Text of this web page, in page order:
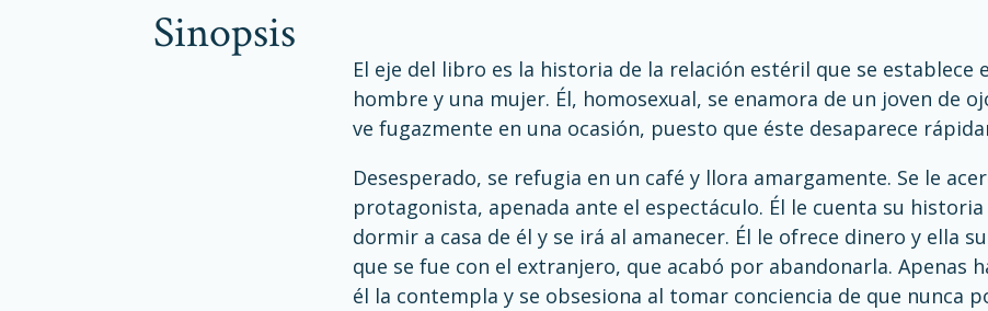
sinopsis
El eje del libro es la historia de la relación estéril que se
hombre y una mujer. Él, homosexual, se enamora de un joven de
ve fugazmente en una ocasión, puesto que éste desaparece
Desesperado, se refugia en un café y llora amargamente. Se le
protagonista, apenada ante el espectáculo. Él le cuenta su
dormir a casa de él y se irá al amanecer. Él le ofrece dinero y ella
que se fue con el extranjero, que acabó por abandonarla. Apenas
él la contempla y se obsesiona al tomar conciencia de que nunca